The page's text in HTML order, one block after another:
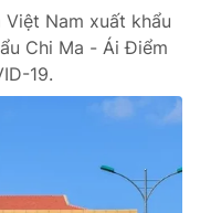
Nam xuất khẩu
Chi Ma - Ái Điểm
19.